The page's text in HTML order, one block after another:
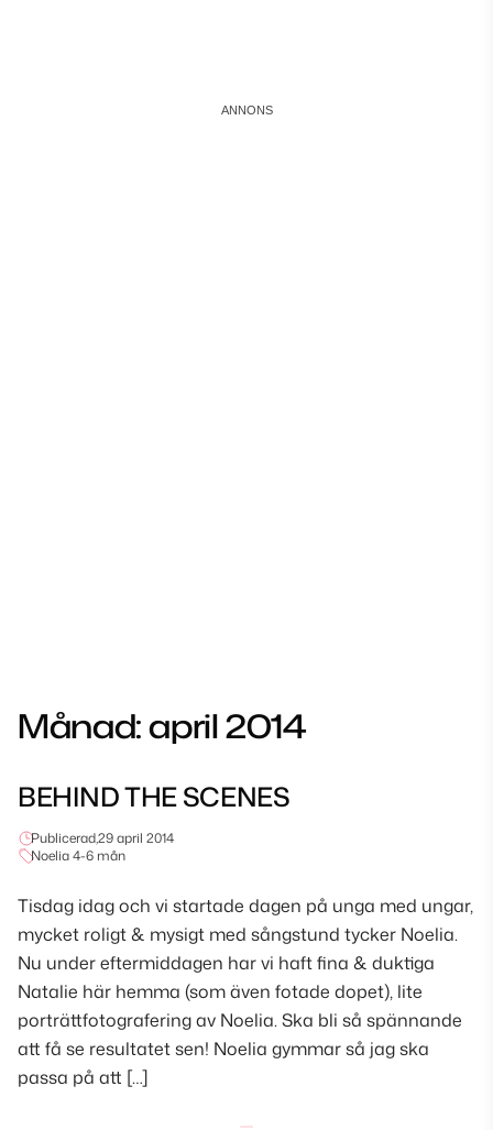
Månad:april 2014
BEHIND THE SCENES
Publicerad,29 april 2014
Noelia 4-6 mån
Tisdag idag och vi startade dagen på unga med ungar,
mycket roligt & mysigt med sångstund tycker Noelia.
Nu under eftermiddagen har vi haft fina & duktiga
Natalie här hemma (som även fotade dopet), lite
porträttfotografering av Noelia. Ska bli så spännande
att få se resultatet sen! Noelia gymmar så jag ska
passa på att […]